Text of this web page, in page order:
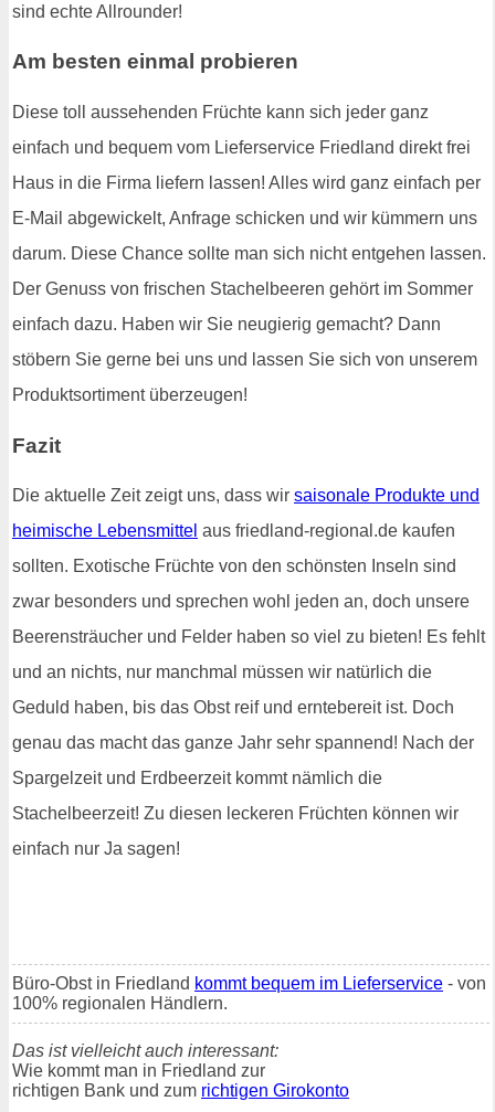
sind echte Allrounder!
Am besten einmal probieren
Diese toll aussehenden Früchte kann sich jeder ganz
einfach und bequem vom Lieferservice Friedland direkt frei
Haus in die Firma liefern lassen! Alles wird ganz einfach per
E-Mail abgewickelt, Anfrage schicken und wir kümmern uns
darum. Diese Chance sollte man sich nicht entgehen lassen.
Der Genuss von frischen Stachelbeeren gehört im Sommer
einfach dazu. Haben wir Sie neugierig gemacht? Dann
stöbern Sie gerne bei uns und lassen Sie sich von unserem
Produktsortiment überzeugen!
Fazit
Die aktuelle Zeit zeigt uns, dass wir saisonale Produkte und
heimische Lebensmittel aus friedland-regional.de kaufen
sollten. Exotische Früchte von den schönsten Inseln sind
zwar besonders und sprechen wohl jeden an, doch unsere
Beerensträucher und Felder haben so viel zu bieten! Es fehlt
und an nichts, nur manchmal müssen wir natürlich die
Geduld haben, bis das Obst reif und erntebereit ist. Doch
genau das macht das ganze Jahr sehr spannend! Nach der
Spargelzeit und Erdbeerzeit kommt nämlich die
Stachelbeerzeit! Zu diesen leckeren Früchten können wir
einfach nur Ja sagen!
Büro-Obst in Friedland kommt bequem im Lieferservice - von
100% regionalen Händlern.
Das ist vielleicht auch interessant:
Wie kommt man in Friedland zur
richtigen Bank und zum richtigen Girokonto